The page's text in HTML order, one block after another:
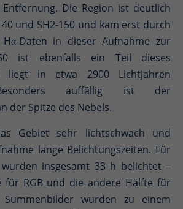
Die Region ist deutlich
und SH2-150 und kam erst durch
Daten in dieser Aufnahme zur
ist ebenfalls ein Teil dieses
liegt in etwa 2900 Lichtjahren
auffällig ist der
der Spitze des Nebels.
Gebiet sehr lichtschwach und
lange Belichtungszeiten. Für
insgesamt 33 h belichtet –
für RGB und die andere Hälfte für
wurden zu einem